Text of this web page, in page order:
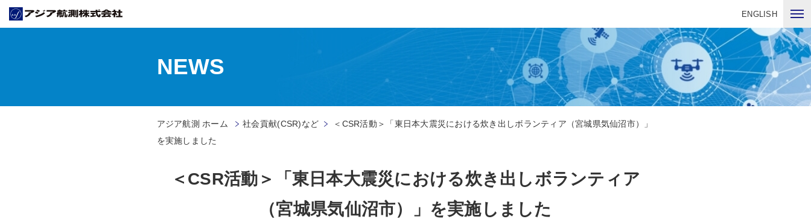
ENGLISH
NEWS
アジア航測 ホーム 社会貢献(CSR)など
＜CSR活動＞「東日本大震災における炊き出しボランティア（宮城県気仙沼市）」
を実施しました
＜CSR活動＞「東日本大震災における炊き出しボランティア
（宮城県気仙沼市）」を実施しました